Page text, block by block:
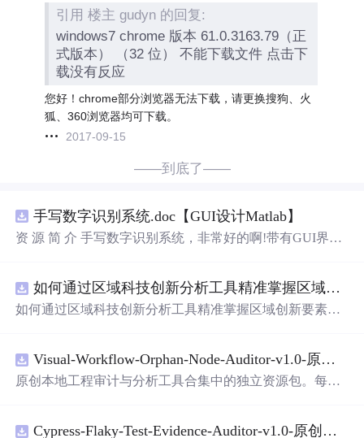
引用 楼主 gudyn 的回复:
windows7 chrome 版本 61.0.3163.79（正
式版本） （32 位） 不能下载文件 点击下
载没有反应
您好！chrome部分浏览器无法下载，请更换搜狗、火
狐、360浏览器均可下载。
2017-09-15
——到底了——
手写数字识别系统.doc【GUI设计Matlab】
资 源 简 介 手写数字识别系统，非常好的啊!带有GUI界
带有直观的图形用户界面（GUI），非常容易使用。你只
需要将手写数字输入系统，它将立即给出准确的识别结
是一个非常方便和实用的工具，你一定会喜欢它的！
如何通过区域科技创新分析工具精准掌握区域创新要素分布与产业链融合现状？.docx
如何通过区域科技创新分析工具精准掌握区域创新要素分
Visual-Workflow-Orphan-Node-Auditor-v1.0-原创源码与文档.zip
原创本地工程审计与分析工具合集中的独立资源包。每个
README、运行说明、功能清单、MIT License及原创与授
Cypress-Flaky-Test-Evidence-Auditor-v1.0-原创源码与文档.zip